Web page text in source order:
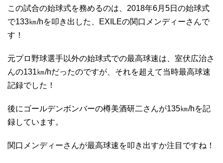
この試合の始球式を務めるのは、2018年6月5日の始球式
で133㎞/hを叩き出した、EXILEの関口メンディーさんで
す！
元プロ野球選手以外の始球式での最高球速は、室伏広治さ
んの131㎞/hだったのですが、それを超えて当時最高球速
記録でした！
後にゴールデンボンバーの樽美酒研二さんが135㎞/hを記
録しています。
関口メンディーさんが最高球速を叩き出すか注目ですね！